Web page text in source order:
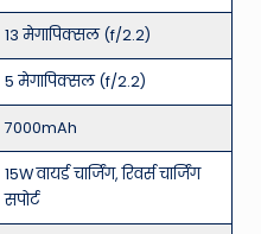
13 मेगापिक्सल (f/2.2)
5 मेगापिक्सल (f/2.2)
7000mAh
15W वायर्ड चार्जिंग, रिवर्स चार्जिंग
सपोर्ट